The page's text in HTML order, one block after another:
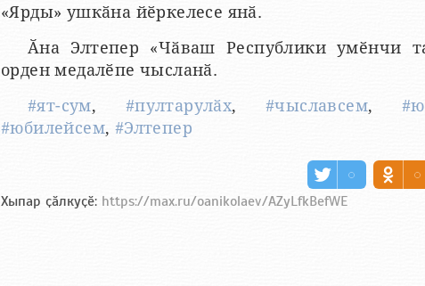
«Ярды» ушкӑна йӗркелесе янӑ.
Ӑна Элтепер «Чӑваш Республики умӗнчи
орден медалӗпе чысланӑ.
#ят-сум, #пултарулӑх,#чыславсем,
#юбилейсем, #Элтепер
Хыпар ҫӑлкуҫӗ: https://max.ru/oanikolaev/AZyLfkBefWE